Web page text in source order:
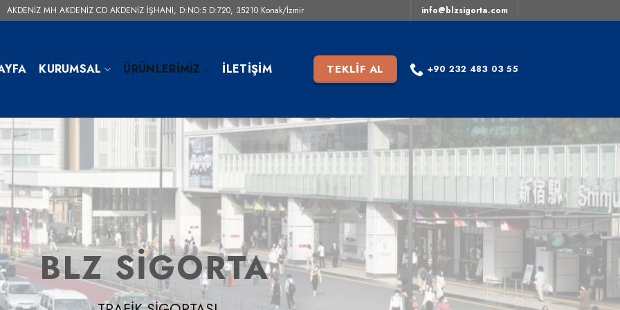
AKDENİZ MH AKDENİZ CD AKDENİZ İŞHANI, D:NO:5 D:720, 35210 Konak/İzmir info@blzsigorta.com
KURUMSAL ÜRÜNLERIMIZ İLETIŞIM TEKLİF AL +90 232 483 03 55
BLZ SİGORTA